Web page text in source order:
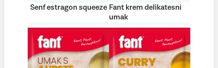
Senf estragon squeeze Fant krem delikatesni
umak